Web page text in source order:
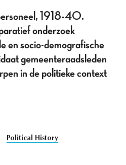
1918-40.
onderzoek
en socio-demografische
gemeenteraadsleden
in de politieke context
Political History